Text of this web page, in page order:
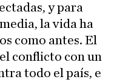
y para
la vida ha
como antes. El
conflicto con un
todo el país, e